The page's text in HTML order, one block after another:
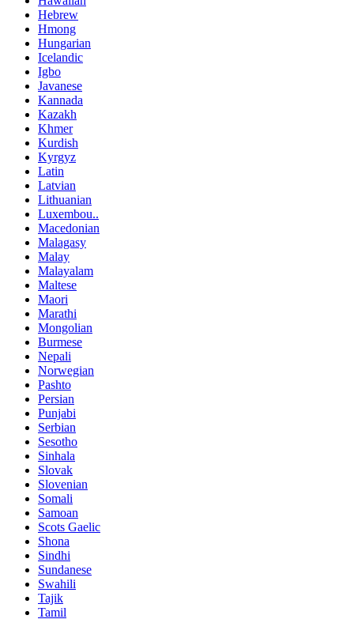
Hebrew
Hmong
Hungarian
Icelandic
Igbo
Javanese
Kannada
Kazakh
Khmer
Kurdish
Kyrgyz
Latin
Latvian
Lithuanian
Luxembou..
Macedonian
Malagasy
Malay
Malayalam
Maltese
Maori
Marathi
Mongolian
Burmese
Nepali
Norwegian
Pashto
Persian
Punjabi
Serbian
Sesotho
Sinhala
Slovak
Slovenian
Somali
Samoan
Scots Gaelic
Shona
Sindhi
Sundanese
Swahili
Tajik
Tamil